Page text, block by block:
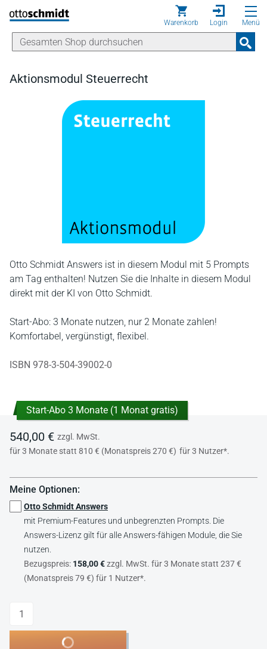
Direkt zum Inhalt
Warenkorb Login Menü
Aktionsmodul Steuerrecht
Otto Schmidt Answers ist in diesem Modul mit 5 Prompts
am Tag enthalten! Nutzen Sie die Inhalte in diesem Modul
direkt mit der KI von Otto Schmidt.
Start-Abo: 3 Monate nutzen, nur 2 Monate zahlen!
Komfortabel, vergünstigt, flexibel.
ISBN 978-3-504-39002-0
Start-Abo 3 Monate (1 Monat gratis)
540,00 € zzgl. MwSt.
für 3 Monate statt 810 € (Monatspreis 270 €) für 3 Nutzer*.
Meine Optionen:
Otto Schmidt Answers
mit Premium-Features und unbegrenzten Prompts. Die
Answers-Lizenz gilt für alle Answers-fähigen Module, die Sie
nutzen.
Bezugspreis: 158,00 €zzgl. MwSt. für 3 Monate statt 237 €
(Monatspreis 79 €) für 1 Nutzer*.
Anzahl
In den Warenkorb